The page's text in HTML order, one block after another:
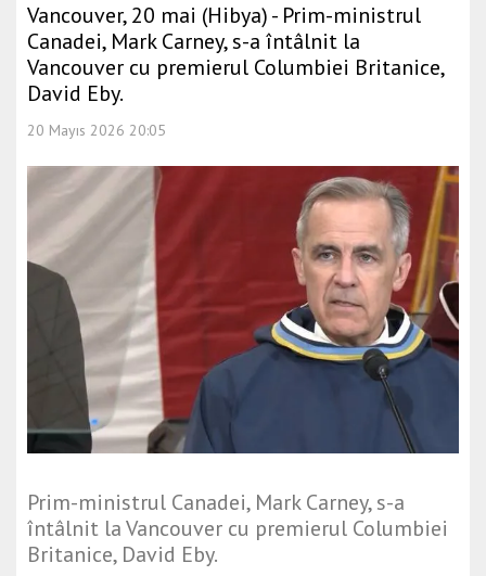
Vancouver, 20 mai (Hibya) - Prim-ministrul
Canadei, Mark Carney, s-a întâlnit la
Vancouver cu premierul Columbiei Britanice,
David Eby.
20 Mayıs 2026 20:05
Prim-ministrul Canadei, Mark Carney, s-a
întâlnit la Vancouver cu premierul Columbiei
Britanice, David Eby.